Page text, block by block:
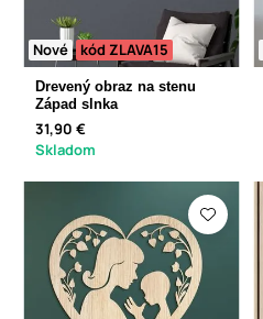
Nové kód ZLAVA15
Drevený obraz na stenu
Západ slnka
31,90 €
Skladom